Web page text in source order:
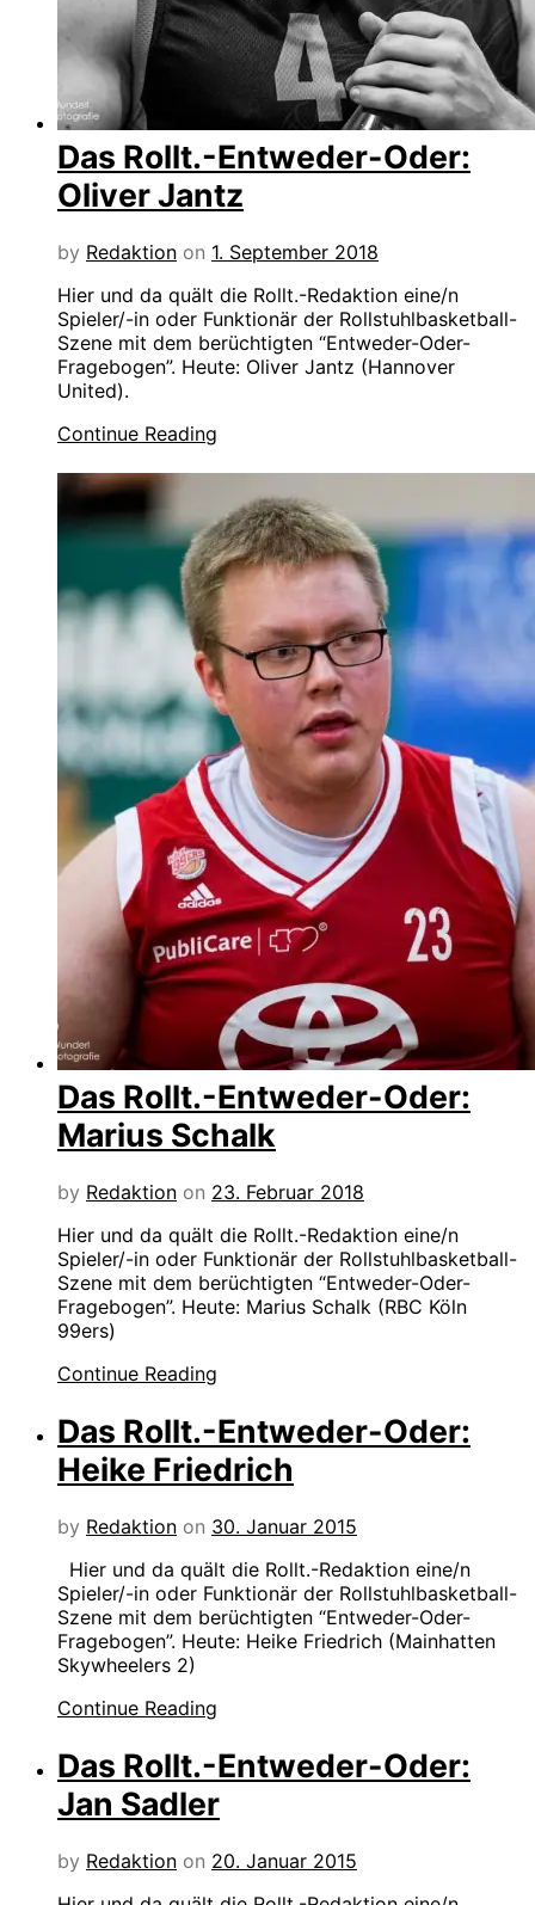
Das Rollt.-Entweder-Oder:
Oliver Jantz
by Redaktion on 1. September 2018
Hier und da quält die Rollt.-Redaktion eine/n
Spieler/-in oder Funktionär der Rollstuhlbasketball-
Szene mit dem berüchtigten “Entweder-Oder-
Fragebogen”. Heute: Oliver Jantz (Hannover
United).
Continue Reading
Das Rollt.-Entweder-Oder:
Marius Schalk
by Redaktion on 23. Februar 2018
Hier und da quält die Rollt.-Redaktion eine/n
Spieler/-in oder Funktionär der Rollstuhlbasketball-
Szene mit dem berüchtigten “Entweder-Oder-
Fragebogen”. Heute: Marius Schalk (RBC Köln
99ers)
Continue Reading
Das Rollt.-Entweder-Oder:
Heike Friedrich
by Redaktion on 30. Januar 2015
Hier und da quält die Rollt.-Redaktion eine/n
Spieler/-in oder Funktionär der Rollstuhlbasketball-
Szene mit dem berüchtigten “Entweder-Oder-
Fragebogen”. Heute: Heike Friedrich (Mainhatten
Skywheelers 2)
Continue Reading
Das Rollt.-Entweder-Oder:
Jan Sadler
by Redaktion on 20. Januar 2015